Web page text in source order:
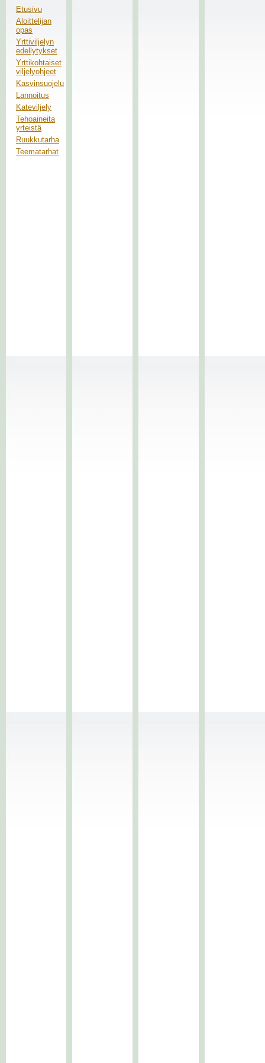
Etusivu
Aloittelijan
opas
Yrttiviljelyn
edellytykset
Yrttikohtaiset
viljelyohjeet
Kasvinsuojelu
Lannoitus
Kateviljely
Tehoaineita
yrteistä
Ruukkutarha
Teematarhat